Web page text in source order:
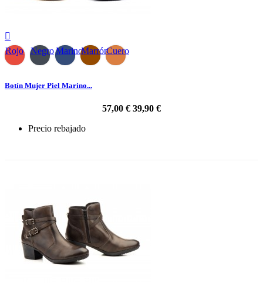

Rojo
NegroMarinoMarrónCuero
Botín Mujer Piel Marino...
57,00 € 39,90 €
Precio rebajado